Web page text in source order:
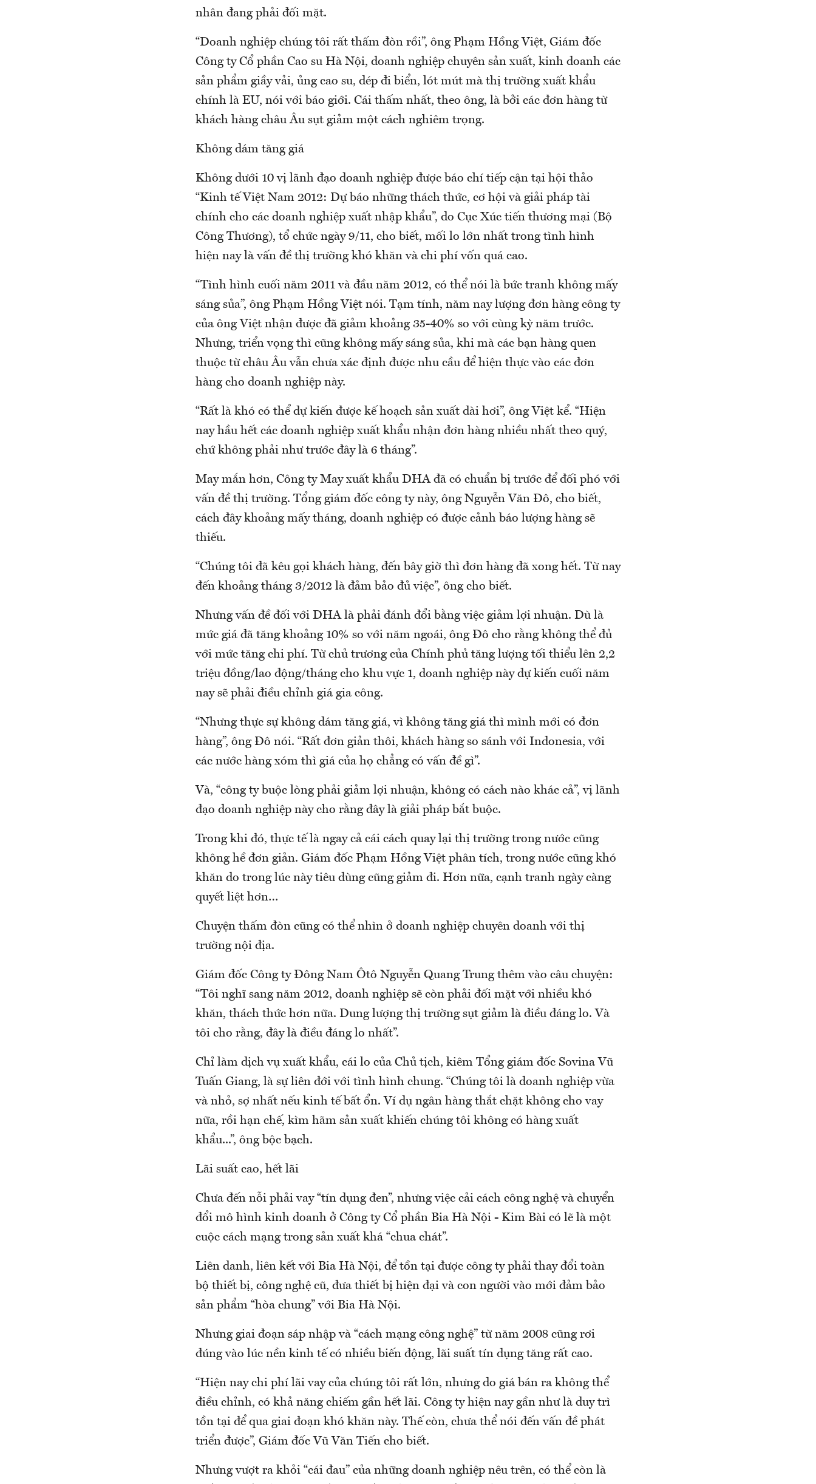
nhân đang phải đối mặt.
“Doanh nghiệp chúng tôi rất thấm đòn rồi”, ông Phạm Hồng Việt, Giám đốc
Công ty Cổ phần Cao su Hà Nội, doanh nghiệp chuyên sản xuất, kinh doanh các
sản phẩm giầy vải, ủng cao su, dép đi biển, lót mút mà thị trường xuất khẩu
chính là EU, nói với báo giới. Cái thấm nhất, theo ông, là bởi các đơn hàng từ
khách hàng châu Âu sụt giảm một cách nghiêm trọng.
Không dám tăng giá
Không dưới 10 vị lãnh đạo doanh nghiệp được báo chí tiếp cận tại hội thảo
“Kinh tế Việt Nam 2012: Dự báo những thách thức, cơ hội và giải pháp tài
chính cho các doanh nghiệp xuất nhập khẩu”, do Cục Xúc tiến thương mại (Bộ
Công Thương), tổ chức ngày 9/11, cho biết, mối lo lớn nhất trong tình hình
hiện nay là vấn đề thị trường khó khăn và chi phí vốn quá cao.
“Tình hình cuối năm 2011 và đầu năm 2012, có thể nói là bức tranh không mấy
sáng sủa”, ông Phạm Hồng Việt nói. Tạm tính, năm nay lượng đơn hàng công ty
của ông Việt nhận được đã giảm khoảng 35-40% so với cùng kỳ năm trước.
Nhưng, triển vọng thì cũng không mấy sáng sủa, khi mà các bạn hàng quen
thuộc từ châu Âu vẫn chưa xác định được nhu cầu để hiện thực vào các đơn
hàng cho doanh nghiệp này.
“Rất là khó có thể dự kiến được kế hoạch sản xuất dài hơi”, ông Việt kể. “Hiện
nay hầu hết các doanh nghiệp xuất khẩu nhận đơn hàng nhiều nhất theo quý,
chứ không phải như trước đây là 6 tháng”.
May mắn hơn, Công ty May xuất khẩu DHA đã có chuẩn bị trước để đối phó với
vấn đề thị trường. Tổng giám đốc công ty này, ông Nguyễn Văn Đô, cho biết,
cách đây khoảng mấy tháng, doanh nghiệp có được cảnh báo lượng hàng sẽ
thiếu.
“Chúng tôi đã kêu gọi khách hàng, đến bây giờ thì đơn hàng đã xong hết. Từ nay
đến khoảng tháng 3/2012 là đảm bảo đủ việc”, ông cho biết.
Nhưng vấn đề đối với DHA là phải đánh đổi bằng việc giảm lợi nhuận. Dù là
mức giá đã tăng khoảng 10% so với năm ngoái, ông Đô cho rằng không thể đủ
với mức tăng chi phí. Từ chủ trương của Chính phủ tăng lượng tối thiểu lên 2,2
triệu đồng/lao động/tháng cho khu vực 1, doanh nghiệp này dự kiến cuối năm
nay sẽ phải điều chỉnh giá gia công.
“Nhưng thực sự không dám tăng giá, vì không tăng giá thì mình mới có đơn
hàng”, ông Đô nói. “Rất đơn giản thôi, khách hàng so sánh với Indonesia, với
các nước hàng xóm thì giá của họ chẳng có vấn đề gì”.
Và, “công ty buộc lòng phải giảm lợi nhuận, không có cách nào khác cả”, vị lãnh
đạo doanh nghiệp này cho rằng đây là giải pháp bắt buộc.
Trong khi đó, thực tế là ngay cả cái cách quay lại thị trường trong nước cũng
không hề đơn giản. Giám đốc Phạm Hồng Việt phân tích, trong nước cũng khó
khăn do trong lúc này tiêu dùng cũng giảm đi. Hơn nữa, cạnh tranh ngày càng
quyết liệt hơn…
Chuyện thấm đòn cũng có thể nhìn ở doanh nghiệp chuyên doanh với thị
trường nội địa.
Giám đốc Công ty Đông Nam Ôtô Nguyễn Quang Trung thêm vào câu chuyện:
“Tôi nghĩ sang năm 2012, doanh nghiệp sẽ còn phải đối mặt với nhiều khó
khăn, thách thức hơn nữa. Dung lượng thị trường sụt giảm là điều đáng lo. Và
tôi cho rằng, đây là điều đáng lo nhất”.
Chỉ làm dịch vụ xuất khẩu, cái lo của Chủ tịch, kiêm Tổng giám đốc Sovina Vũ
Tuấn Giang, là sự liên đới với tình hình chung. “Chúng tôi là doanh nghiệp vừa
và nhỏ, sợ nhất nếu kinh tế bất ổn. Ví dụ ngân hàng thắt chặt không cho vay
nữa, rồi hạn chế, kìm hãm sản xuất khiến chúng tôi không có hàng xuất
khẩu...”, ông bộc bạch.
Lãi suất cao, hết lãi
Chưa đến nỗi phải vay “tín dụng đen”, nhưng việc cải cách công nghệ và chuyển
đổi mô hình kinh doanh ở Công ty Cổ phần Bia Hà Nội - Kim Bài có lẽ là một
cuộc cách mạng trong sản xuất khá “chua chát”.
Liên danh, liên kết với Bia Hà Nội, để tồn tại được công ty phải thay đổi toàn
bộ thiết bị, công nghệ cũ, đưa thiết bị hiện đại và con người vào mới đảm bảo
sản phẩm “hòa chung” với Bia Hà Nội.
Nhưng giai đoạn sáp nhập và “cách mạng công nghệ” từ năm 2008 cũng rơi
đúng vào lúc nền kinh tế có nhiều biến động, lãi suất tín dụng tăng rất cao.
“Hiện nay chi phí lãi vay của chúng tôi rất lớn, nhưng do giá bán ra không thể
điều chỉnh, có khả năng chiếm gần hết lãi. Công ty hiện nay gần như là duy trì
tồn tại để qua giai đoạn khó khăn này. Thế còn, chưa thể nói đến vấn đề phát
triển được”, Giám đốc Vũ Văn Tiến cho biết.
Nhưng vượt ra khỏi “cái đau” của những doanh nghiệp nêu trên, có thể còn là